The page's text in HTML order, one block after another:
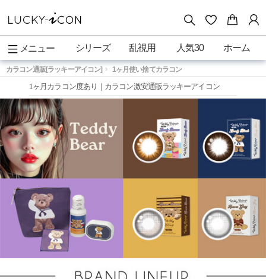
メニュー シリーズ 乱視用 人気30 ホーム
カラコン通販[ラッキーアイコン] 1ヶ月使い捨てカラコン
1ヶ月カラコン度あり｜カラコン激安通販ラッキーアイコン